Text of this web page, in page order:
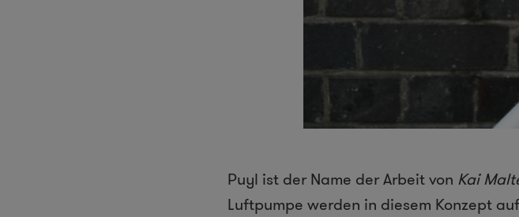
Puyl ist der Name der Arbeit von Kai
Luftpumpe werden in diesem Konzept